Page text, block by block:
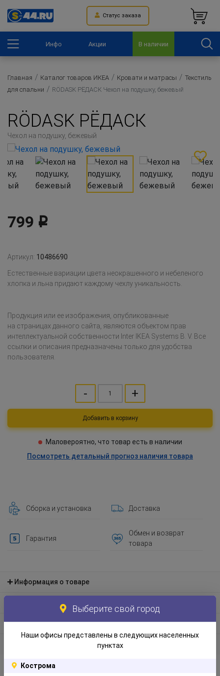
Статус заказа
Инфо Акции В наличии
Главная Каталог товаров ИКЕА Кровати и матрасы
Текстиль
для спальни
RÖDASK РЁДАСК Чехол на подушку, бежевый
RÖDASK РЁДАСК
Чехол на подушку, бежевый
799 Р
Артикул: 10486690
Естественные вариации цвета неокрашенного и небеленого
хлопка и льна придают каждому чехлу уникальность.
Продукция или ее изображения, опубликованные
на страницах данного сайта, являются объектом прав
интеллектуальной собственности Inter IKEA Systems B. V. Все
ссылки и описания предназначены только для удобства
пользователя.
- +
Добавить в корзину
Маловероятно, что товар есть в наличии
Посмотреть детальный прогноз наличия товара
Сборка и установка Доставка
Гарантия
Обмен и возврат
товара
Информация о товаре
Материал и экологическая информация
Информация по упаковке
Выберите свой город
Наши офисы представлены в следующих населенных
пунктах
Кострома